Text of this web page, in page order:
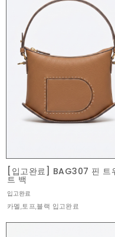
[입고완료] BAG307 핀 트
트 백
입고완료
카멜,토프,블랙 입고완료